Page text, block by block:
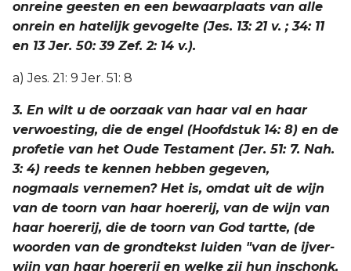
onreine geesten en een bewaarplaats van alle
onrein en hatelijk gevogelte (Jes. 13: 21 v. ; 34: 11
en 13 Jer. 50: 39 Zef. 2: 14 v.).
a) Jes. 21: 9 Jer. 51: 8
3. En wilt u de oorzaak van haar val en haar
verwoesting, die de engel (Hoofdstuk 14: 8) en de
profetie van het Oude Testament (Jer. 51: 7. Nah.
3: 4) reeds te kennen hebben gegeven,
nogmaals vernemen? Het is, omdat uit de wijn
van de toorn van haar hoererij, van de wijn van
haar hoererij, die de toorn van God tartte, (de
woorden van de grondtekst luiden "van de ijver-
wijn van haar hoererij en welke zij hun inschonk,